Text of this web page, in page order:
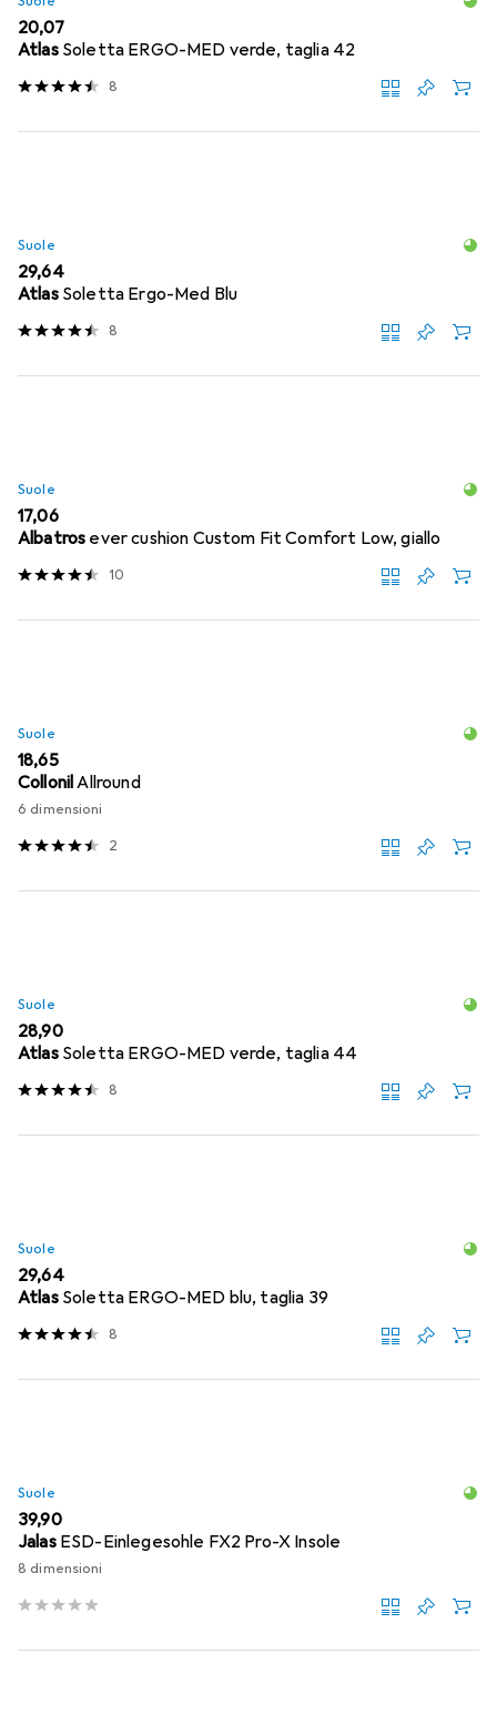
EUR
20,07
Atlas Soletta ERGO-MED verde, taglia 42
8
Suole
EUR
29,64
Atlas Soletta Ergo-Med Blu
8
Suole
EUR
17,06
Albatros ever cushion Custom Fit Comfort Low, giallo
10
Suole
EUR
18,65
CollonilAllround
6 dimensioni
2
Suole
EUR
28,90
Atlas Soletta ERGO-MED verde, taglia 44
8
Suole
EUR
29,64
Atlas Soletta ERGO-MED blu, taglia 39
8
Suole
EUR
39,90
Jalas ESD-Einlegesohle FX2 Pro-X Insole
8 dimensioni